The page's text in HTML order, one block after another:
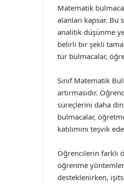
Matematik
alanları kapsar.
analitik düşünme
belirli bir şekli
tür bulmacalar,
Sınıf Matematik
artırmasıdır.
süreçlerini daha
bulmacalar,
katılımını teşvik
Öğrencilerin farklı
öğrenme
desteklenirken,